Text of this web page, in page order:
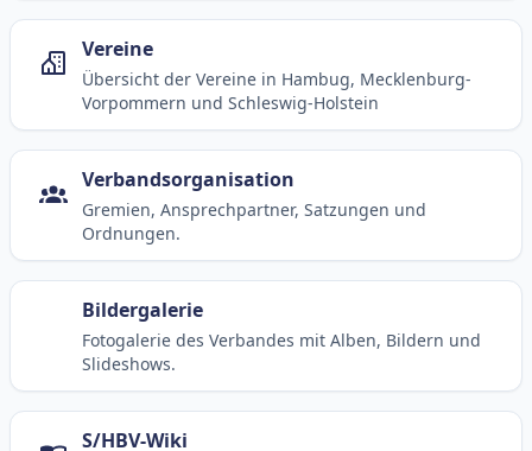
Vereine
Übersicht der Vereine in Hambug, Mecklenburg-
Vorpommern und Schleswig-Holstein
Verbandsorganisation
Gremien, Ansprechpartner, Satzungen und
Ordnungen.
Bildergalerie
Fotogalerie des Verbandes mit Alben, Bildern und
Slideshows.
S/HBV-Wiki